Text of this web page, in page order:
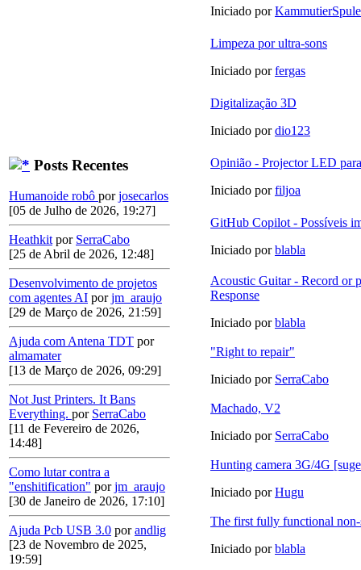
Posts Recentes
Humanoide robô porjosecarlos
[05 de Julho de 2026, 19:27]
Heathkit por SerraCabo
[25 de Abril de 2026, 12:48]
Desenvolvimento de projetos
com agentes AI porjm_araujo
[29 de Março de 2026, 21:59]
Ajuda com Antena TDT por
almamater
[13 de Março de 2026, 09:29]
Not Just Printers. It Bans
Everything. por SerraCabo
[11 de Fevereiro de 2026,
14:48]
Como lutar contra a
"enshitification" porjm_araujo
[30 de Janeiro de 2026, 17:10]
Ajuda Pcb USB 3.0 porandlig
[23 de Novembro de 2025,
19:59]
Iniciado porKammutierSpule
Limpeza por ultra-sons
Iniciado porfergas
Digitalização 3D
Iniciado pordio123
Opinião - Projector LED
Iniciado porfiljoa
GitHub Copilot - Possíveis
Iniciado porblabla
Acoustic Guitar - Record or
Response
Iniciado porblabla
"Right to repair"
Iniciado por SerraCabo
Machado, V2
Iniciado por SerraCabo
Hunting camera 3G/4G
Iniciado porHugu
The first fully functional
Iniciado porblabla